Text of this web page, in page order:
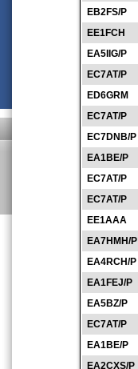
EB2FS/P
EE1FCH
EA5IIG/P
EC7AT/P
ED6GRM
EC7AT/P
EC7DNB/P
EA1BE/P
EC7AT/P
EC7AT/P
EE1AAA
EA7HMH/P
EA4RCH/P
EA1FEJ/P
EA5BZ/P
EC7AT/P
EA1BE/P
EA2CXS/P